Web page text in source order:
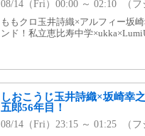
08/14（Fri）00:00 ～ 02:10 （フ
ももクロ玉井詩織×アルフィー坂
ンド！私立恵比寿中学
しおこうじ玉井詩織×坂崎幸
五郎56年目！
08/14（Fri）23:15 ～ 01:25 （フ